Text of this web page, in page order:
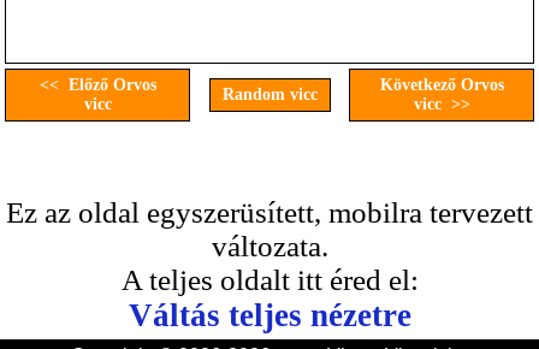
<< Előző Orvos
vicc
Random vicc
Következő Orvos
vicc >>
Ez az oldal egyszerüsített, mobilra tervezett
változata.
A teljes oldalt itt éred el:
Váltás teljes nézetre